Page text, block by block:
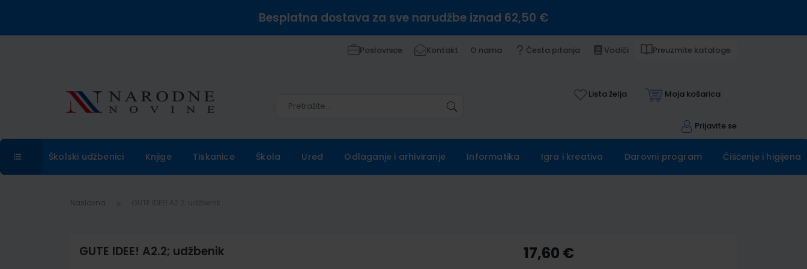
Besplatna dostava za sve narudžbe iznad 62,50 €
Poslovnice Kontakt O nama Česta pitanja Vodiči Preuzmite kataloge
Lista želja Moja košarica
Prijavite se
Školski udžbenici Knjige Tiskanice Škola Ured Odlaganje i arhiviranje Informatika Igra i kreativa Darovni program Čišćenje i higijena
Naslovna
GUTE IDEE! A2.2; udžbenik 17,60 €